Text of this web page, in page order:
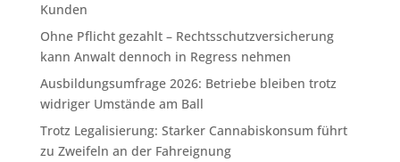
Kunden
Ohne Pflicht gezahlt – Rechtsschutzversicherung
kann Anwalt dennoch in Regress nehmen
Ausbildungsumfrage 2026: Betriebe bleiben trotz
widriger Umstände am Ball
Trotz Legalisierung: Starker Cannabiskonsum führt
zu Zweifeln an der Fahreignung